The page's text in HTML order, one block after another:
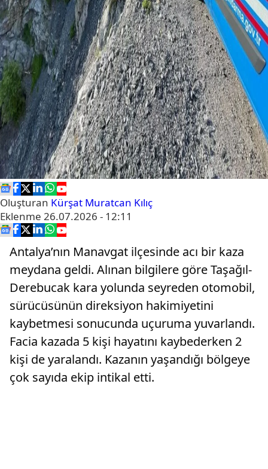
Oluşturan Kürşat Muratcan Kılıç
Eklenme 26.07.2026 - 12:11
Antalya’nın Manavgat ilçesinde acı bir kaza
meydana geldi. Alınan bilgilere göre Taşağıl-
Derebucak kara yolunda seyreden otomobil,
sürücüsünün direksiyon hakimiyetini
kaybetmesi sonucunda uçuruma yuvarlandı.
Facia kazada 5 kişi hayatını kaybederken 2
kişi de yaralandı. Kazanın yaşandığı bölgeye
çok sayıda ekip intikal etti.